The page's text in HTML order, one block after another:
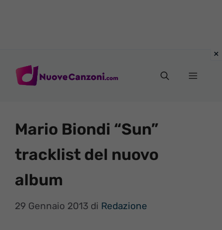
Menu
Mario Biondi “Sun”
tracklist del nuovo
album
29 Gennaio 2013 di Redazione